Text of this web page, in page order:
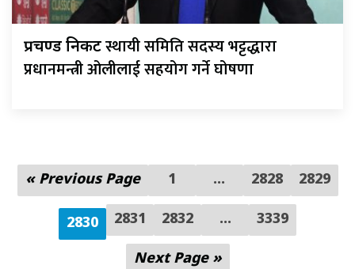
प्रचण्ड निकटस्थायी समिति सदस्य भट्टद्धारा
प्रधानमन्त्री ओलीलाई सहयोग गर्ने घोषणा
« Previous Page 1 … 2828 2829
2830 2831 2832 ... 3339
Next Page »